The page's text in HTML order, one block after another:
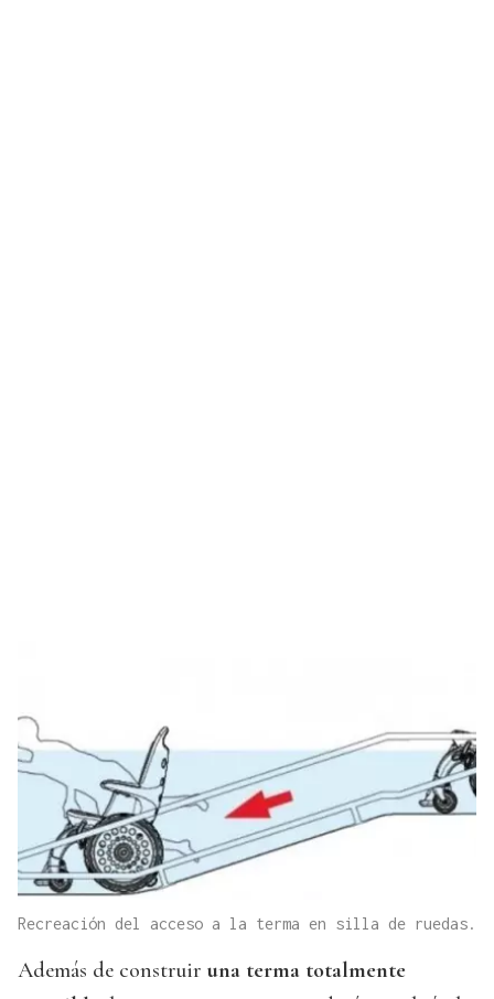
Recreación del acceso a la terma en silla de ruedas.
Además de construir una terma totalmente